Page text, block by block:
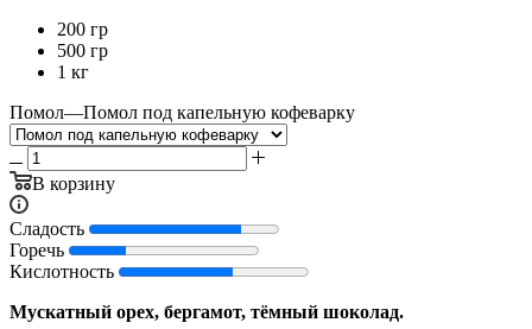
200 гр
500 гр
1 кг
Помол—Помол под капельную кофеварку
В корзину
Сладость
Горечь
Кислотность
Мускатный орех, бергамот, тёмный шоколад.